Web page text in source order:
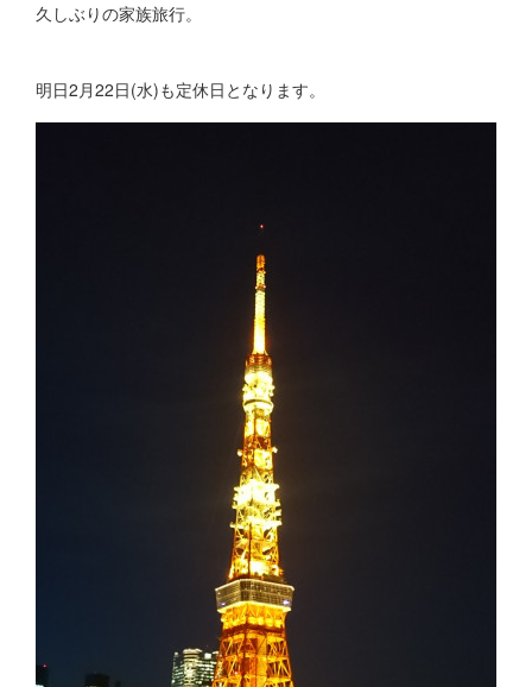
久しぶりの家族旅行。
明日2月22日(水)も定休日となります。